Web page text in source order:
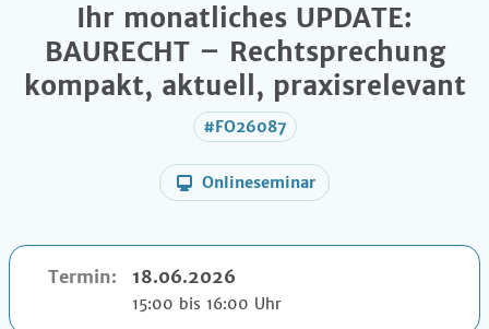
Ihr monatliches UPDATE:
BAURECHT – Rechtsprechung
kompakt, aktuell, praxisrelevant
#FO26087
Onlineseminar
Termin: 18.06.2026
15:00 bis 16:00 Uhr